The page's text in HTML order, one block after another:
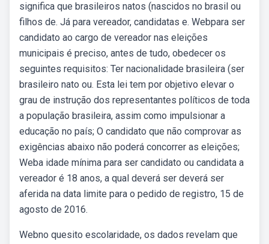
significa que brasileiros natos (nascidos no brasil ou
filhos de. Já para vereador, candidatas e. Webpara ser
candidato ao cargo de vereador nas eleições
municipais é preciso, antes de tudo, obedecer os
seguintes requisitos: Ter nacionalidade brasileira (ser
brasileiro nato ou. Esta lei tem por objetivo elevar o
grau de instrução dos representantes políticos de toda
a população brasileira, assim como impulsionar a
educação no país; O candidato que não comprovar as
exigências abaixo não poderá concorrer as eleições;
Weba idade mínima para ser candidato ou candidata a
vereador é 18 anos, a qual deverá ser deverá ser
aferida na data limite para o pedido de registro, 15 de
agosto de 2016.
Webno quesito escolaridade, os dados revelam que